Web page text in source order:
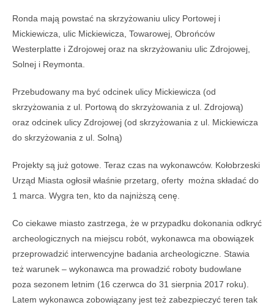
Ronda mają powstać na skrzyżowaniu ulicy Portowej i
Mickiewicza, ulic Mickiewicza, Towarowej, Obrońców
Westerplatte i Zdrojowej oraz na skrzyżowaniu ulic Zdrojowej,
Solnej i Reymonta.
Przebudowany ma być odcinek ulicy Mickiewicza (od
skrzyżowania z ul. Portową do skrzyżowania z ul. Zdrojową)
oraz odcinek ulicy Zdrojowej (od skrzyżowania z ul. Mickiewicza
do skrzyżowania z ul. Solną)
Projekty są już gotowe. Teraz czas na wykonawców. Kołobrzeski
Urząd Miasta ogłosił właśnie przetarg, oferty można składać do
1 marca. Wygra ten, kto da najniższą cenę.
Co ciekawe miasto zastrzega, że w przypadku dokonania odkryć
archeologicznych na miejscu robót, wykonawca ma obowiązek
przeprowadzić interwencyjne badania archeologiczne. Stawia
też warunek – wykonawca ma prowadzić roboty budowlane
poza sezonem letnim (16 czerwca do 31 sierpnia 2017 roku).
Latem wykonawca zobowiązany jest też zabezpieczyć teren tak